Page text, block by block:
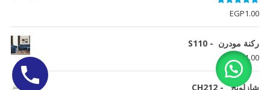
تم التقييم
5.00
من 5
EGP1.00
ركنة مودرن - S110
EGP1.00
شازلونج - CH212